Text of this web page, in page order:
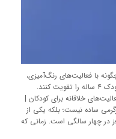
با فعالیت‌های رنگ‌آمیزی،
مهارت هماهنگی دست و چشم، تمرکز و خلاقیت کودک ۴ ساله را تقویت کنند.
خلاقانه برای کودکان |
ساده نیست؛ بلکه یکی از
در چهار سالگی است. زمانی که